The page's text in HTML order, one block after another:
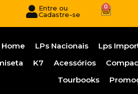
Entre ou
Cadastre-se
0
Home LPs Nacionais Lps
K7 Acessórios
Tourbooks